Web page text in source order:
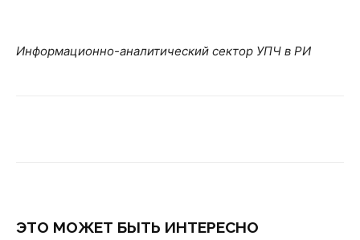
Информационно-аналитический сектор УПЧ в РИ
ЭТО МОЖЕТ БЫТЬ ИНТЕРЕСНО